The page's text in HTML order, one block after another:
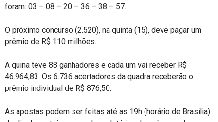
foram: 03 – 08 – 20 – 36 – 38 – 57.
O próximo concurso (2.520), na quinta (15), deve pagar um
prêmio de R$ 110 milhões.
A quina teve 88 ganhadores e cada um vai receber R$
46.964,83. Os 6.736 acertadores da quadra receberão o
prêmio individual de R$ 876,50.
As apostas podem ser feitas até as 19h (horário de Brasília)